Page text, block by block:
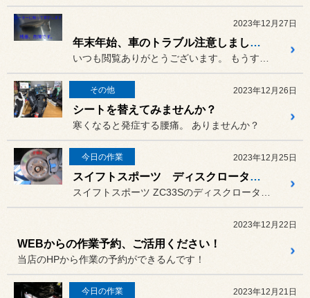
2023年12月27日
年末年始、車のトラブル注意しましょう
その他 2023年12月26日
シートを替えてみませんか？
寒くなると発症する腰痛。 ありませんか？
今日の作業 2023年12月25日
スイフトスポーツ ディスクローター交換
2023年12月22日
WEBからの作業予約、ご活用ください！
当店のHPから作業の予約ができるんです！
今日の作業 2023年12月21日